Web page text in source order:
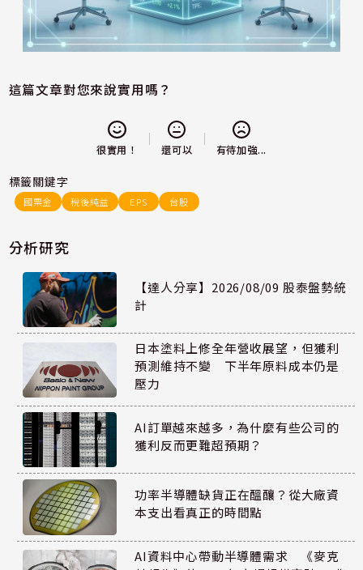
這篇文章對您來說實用嗎？
很實用！ 還可以 有待加強...
標籤關鍵字
國票金 稅後純益 EPS 台股
分析研究
【達人分享】2026/08/09 股泰盤勢統
計
日本塗料上修全年營收展望，但獲利
預測維持不變 下半年原料成本仍是
壓力
AI訂單越來越多，為什麼有些公司的
獲利反而更難超預期？
功率半導體缺貨正在醞釀？從大廠資
本支出看真正的時間點
AI資料中心帶動半導體需求 《麥克